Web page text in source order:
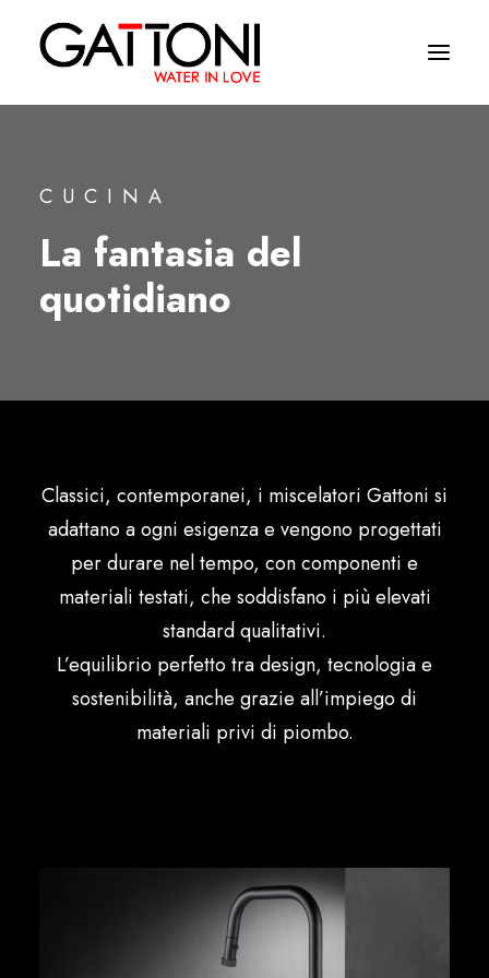
Productos
Acabados
Dònde comprar
Español
CUCINA
La fantasia del
quotidiano
Classici, contemporanei, i miscelatori Gattoni si
adattano a ogni esigenza e vengono progettati
per durare nel tempo, con componenti e
materiali testati, che soddisfano i più elevati
standard qualitativi.
L’equilibrio perfetto tra design, tecnologia e
sostenibilità, anche grazie all’impiego di
materiali privi di piombo.